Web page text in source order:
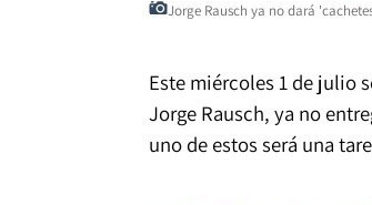
Jorge Rausch ya no dará
Este miércoles 1 de julio
Jorge Rausch, ya no
uno de estos será una